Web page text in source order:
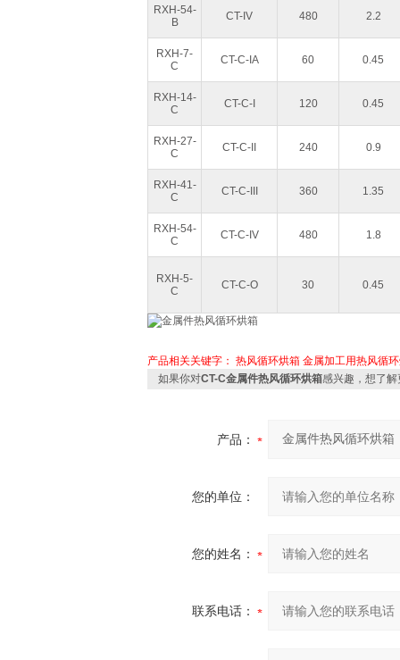
RXH-54-
B
CT-IV 480 2.2
RXH-7-
C
CT-C-IA 60 0.45
RXH-14-
C
CT-C-I 120 0.45
RXH-27-
C
CT-C-II 240 0.9
RXH-41-
C
CT-C-III 360 1.35
RXH-54-
C
CT-C-IV 480 1.8
RXH-5-
C
CT-C-O 30 0.45
产品相关关键字： 热风循环烘箱 金属加工用热风循
如果你对CT-C金属件热风循环烘箱感兴趣，想了
产品：
您的单位：
您的姓名：
联系电话：